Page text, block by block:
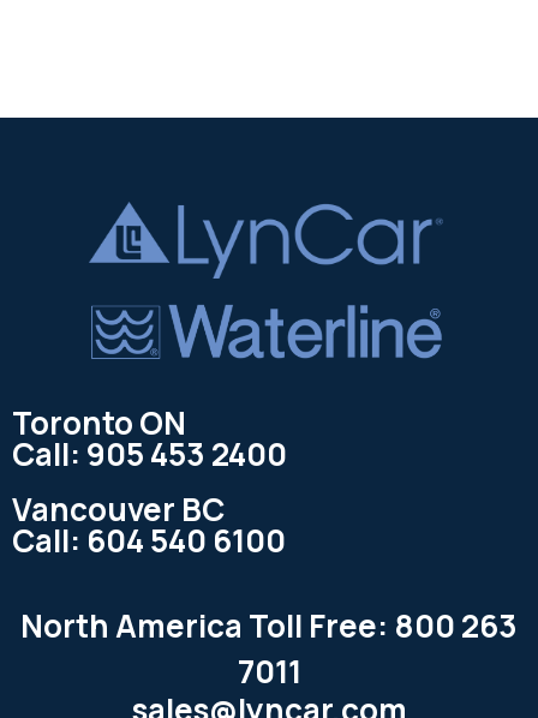
Toronto ON
Call: 905 453 2400
Vancouver BC
Call: 604 540 6100
North America Toll Free: 800 263
7011